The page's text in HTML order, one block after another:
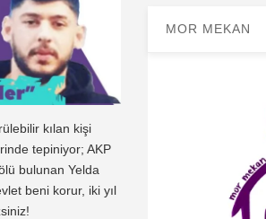
kılan kişi
tepiniyor; AKP
bulunan Yelda
beni korur, iki yıl
MOR MEKAN